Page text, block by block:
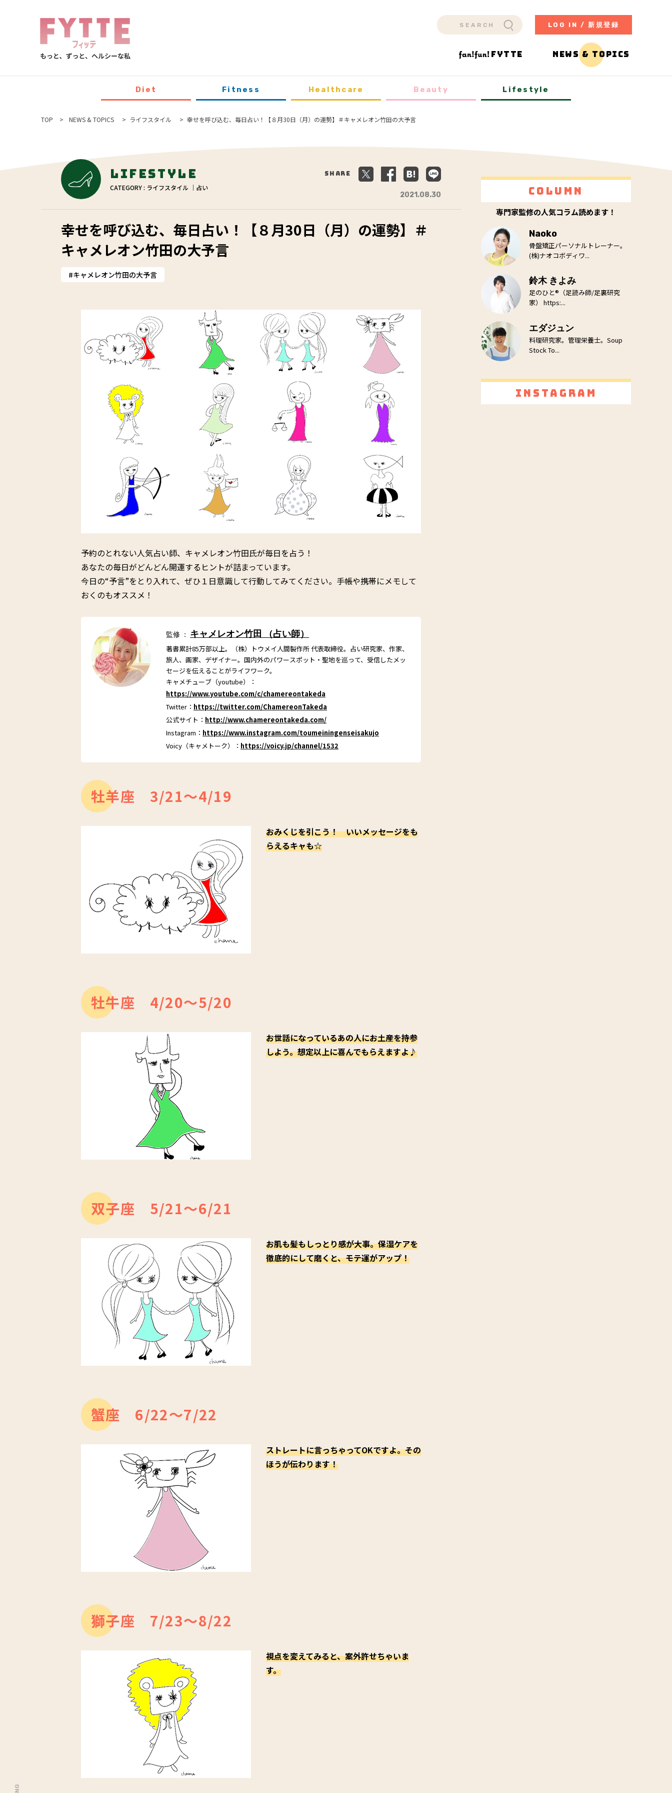
LOG IN / 新規登録
FYTTE NEWS & TOPICS
Diet Fitness Healthcare Beauty Lifestyle
TOP NEWS & TOPICS ライフスタイル 幸せを呼び込む、毎日占い！【８月30日（月）の運勢】＃キャメレオン竹田の大予言
Lifestyle
CATEGORY : ライフスタイル ｜占い
2021.08.30
幸せを呼び込む、毎日占い！【８月30日（月）の運勢】＃
キャメレオン竹田の大予言
キャメレオン竹田の大予言
Share
予約のとれない人気占い師、キャメレオン竹田氏が毎日を占う！
あなたの毎日がどんどん開運するヒントが詰まっています。
今日の“予言”をとり入れて、ぜひ１日意識して行動してみてください。手帳や携帯にメモして
おくのもオススメ！
監修 ： キャメレオン竹田 （占い師）
著書累計85万部以上。（株）トウメイ人間製作所 代表取締役。占い研究家、作家、
旅人、画家、デザイナー。国内外のパワースポット・聖地を巡って、受信したメッ
セージを伝えることがライフワーク。
キャメチューブ（youtube）：
https://www.youtube.com/c/chamereontakeda
Twitter： https://twitter.com/ChamereonTakeda
公式サイト： http://www.chamereontakeda.com/
Instagram： https://www.instagram.com/toumeiningenseisakujo
Voicy（キャメトーク）： https://voicy.jp/channel/1532
牡羊座 3/21～4/19
おみくじを引こう！ いいメッセージをも
らえるキャも☆
牡牛座 4/20～5/20
お世話になっているあの人にお土産を持参
しよう。想定以上に喜んでもらえますよ♪
双子座 5/21～6/21
お肌も髪もしっとり感が大事。保湿ケアを
徹底的にして磨くと、モテ運がアップ！
蟹座 6/22～7/22
ストレートに言っちゃってOKですよ。その
ほうが伝わります！
獅子座 7/23～8/22
視点を変えてみると、案外許せちゃいま
す。
Column
専門家監修の人気コラム読めます！
Naoko
骨盤矯正パーソナルトレーナー。
(株)ナオコボディワ...
鈴木 きよみ
足のひと®（足読み師/足裏研究
家） https:...
エダジュン
料理研究家。管理栄養士。Soup
Stock To...
Instagram